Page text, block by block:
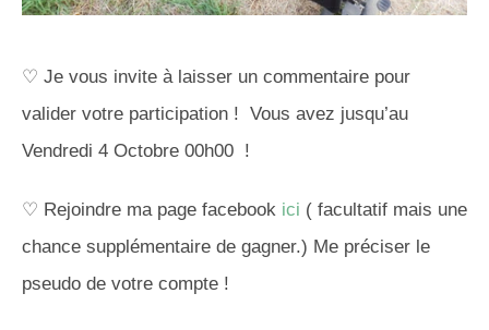
♡ Je vous invite à laisser un commentaire pour
valider votre participation ! Vous avez jusqu’au
Vendredi 4 Octobre 00h00 !
♡ Rejoindre ma page facebook ici ( facultatif mais une
chance supplémentaire de gagner.) Me préciser le
pseudo de votre compte !